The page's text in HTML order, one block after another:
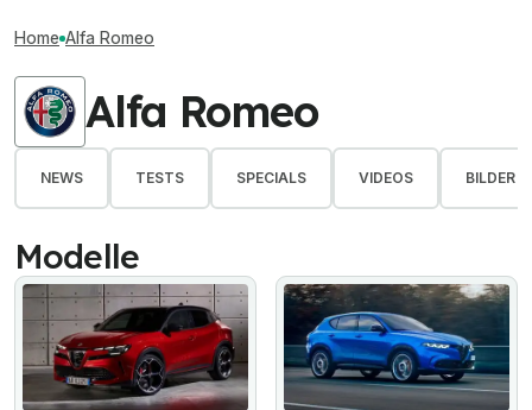
Home Alfa Romeo
Alfa Romeo
NEWS TESTS SPECIALS VIDEOS BILDER
Modelle